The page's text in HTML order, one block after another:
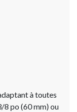
à toutes
8 po (60 mm) ou